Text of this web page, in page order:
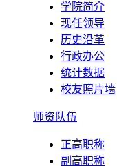
学院简介
现任领导
历史沿革
行政办公
统计数据
校友照片墙
师资队伍
正高职称
副高职称